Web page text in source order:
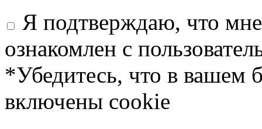
Я подтверждаю, что
ознакомлен с
*Убедитесь, что в вашем
включены cookie